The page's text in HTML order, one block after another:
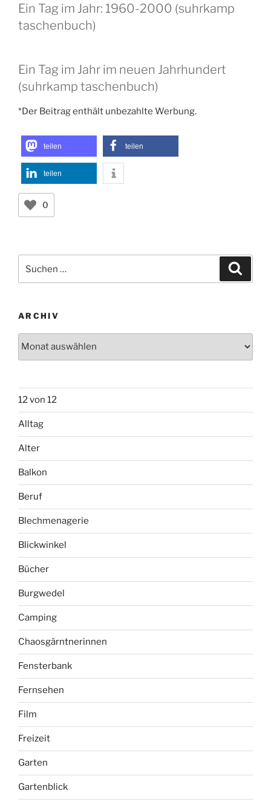
Ein Tag im Jahr: 1960-2000 (suhrkamp
taschenbuch)
Ein Tag im Jahr im neuen Jahrhundert
(suhrkamp taschenbuch)
*Der Beitrag enthält unbezahlte Werbung.
teilen teilen
teilen
0
nach:
ARCHIV
12 von 12
Alltag
Alter
Balkon
Beruf
Blechmenagerie
Blickwinkel
Bücher
Burgwedel
Camping
Chaosgärntnerinnen
Fensterbank
Fernsehen
Film
Freizeit
Garten
Gartenblick